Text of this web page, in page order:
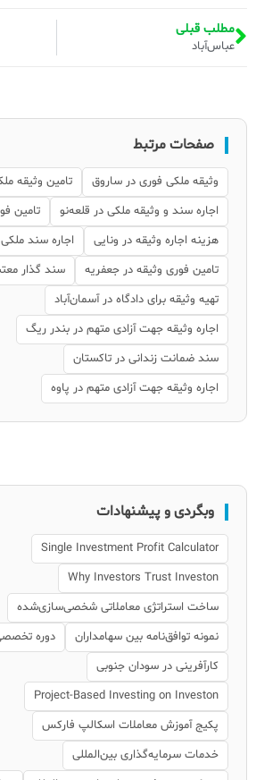
مطلب قبلی
عباس‌آباد
صفحات مرتبط
وثیقه ملکی فوری در ساروق
تامین وثیقه
اجاره سند و وثیقه ملکی در قلعه‌نو
تامین
هزینه اجاره وثیقه در ونایی
اجاره سند
تامین فوری وثیقه در جعفریه
سند گذار
تهیه وثیقه برای دادگاه در آسمان‌آباد
اجاره وثیقه جهت آزادی متهم در بندر ریگ
سند ضمانت زندانی در تاکستان
اجاره وثیقه جهت آزادی متهم در پاوه
وبگردی و پیشنهادات
Single Investment Profit Calculator
Why Investors Trust Investon
ساخت استراتژی معاملاتی شخصی‌سازی‌شده
نمونه توافق‌نامه بین سهامداران
دوره
کارآفرینی در سودان جنوبی
Project-Based Investing on Investon
پکیج آموزش معاملات اسکالپ فارکس
خدمات سرمایه‌گذاری بین‌المللی